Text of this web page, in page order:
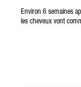
Environ 6 semaines
les cheveux vont